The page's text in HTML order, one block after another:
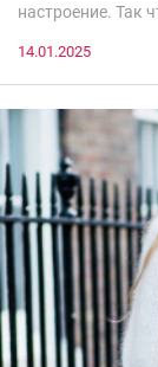
настроение. Так
14.01.2025